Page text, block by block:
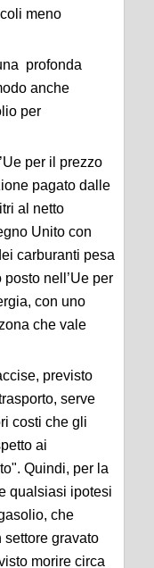
meno
profonda
anche
per
per il prezzo
pagato dalle
al netto
Unito con
carburanti pesa
posto nell’Ue per
con uno
che vale
previsto
serve
costi che gli
ai
Quindi, per la
qualsiasi ipotesi
che
gravato
morire circa